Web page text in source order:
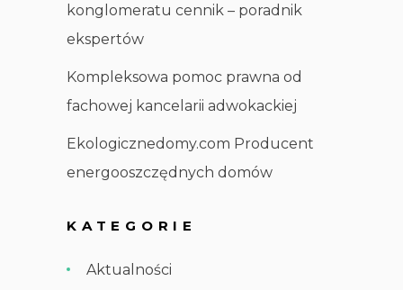
konglomeratu cennik – poradnik
ekspertów
Kompleksowa pomoc prawna od
fachowej kancelarii adwokackiej
Ekologicznedomy.com Producent
energooszczędnych domów
KATEGORIE
Aktualności